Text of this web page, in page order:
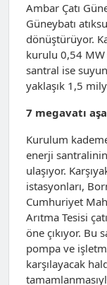
Ambar Çatı
Güneybatı
dönüştürüyor.
kurulu 0,54
santral ise
yaklaşık 1,5
7 megavatı
Kurulum
enerji
ulaşıyor.
istasyonları,
Cumhuriyet
Arıtma Tesisi
öne çıkıyor. Bu
pompa ve
karşılayacak